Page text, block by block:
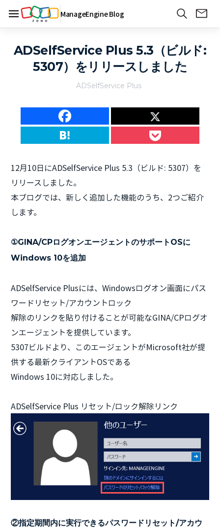
ManageEngine Blog
ADSelfService Plus 5.3（ビルド:
5307）をリリースしました
ADSelfService Plus
12月10日にADSelfService Plus 5.3（ビルド: 5307）を
リリースしました。
本ブログでは、新しく追加した機能のうち、2つご紹介
します。
①GINA/CPログオンエージェントのサポートOSに
Windows 10を追加
ADSelfService Plusには、Windowsログオン画面にパス
ワードリセット/アカウントロック
解除のリンクを貼り付けることが可能なGINA/CPログオ
ンエージェントを提供しています。
5307ビルドより、このエージェントがMicrosoft社が提
供する最新クライアントOSである
Windows 10に対応しました。
ADSelfService Plus リセット/ロック解除リンク
②指定期間内に実行できるパスワードリセット/アカウ